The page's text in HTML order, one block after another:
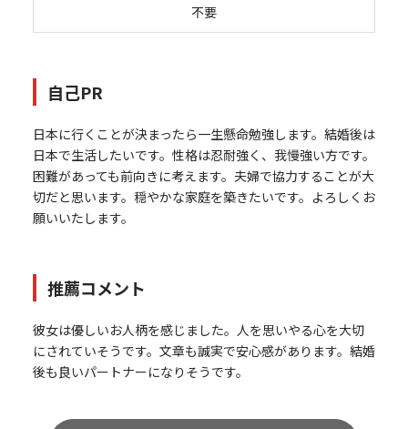
不要
自己PR
日本に行くことが決まったら一生懸命勉強します。結婚後は
日本で生活したいです。性格は忍耐強く、我慢強い方です。
困難があっても前向きに考えます。夫婦で協力することが大
切だと思います。穏やかな家庭を築きたいです。よろしくお
願いいたします。
推薦コメント
彼女は優しいお人柄を感じました。人を思いやる心を大切
にされていそうです。文章も誠実で安心感があります。結婚
後も良いパートナーになりそうです。